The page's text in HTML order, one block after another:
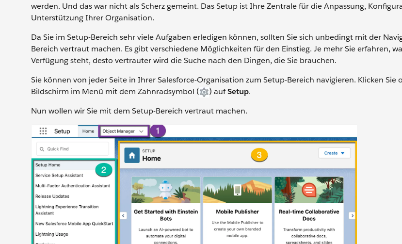
werden. Und das war nicht als Scherz gemeint. Das Setup ist Ihre Zentrale für die Anpassung,
Unterstützung Ihrer Organisation.
Da Sie im Setup-Bereich sehr viele Aufgaben erledigen können, sollten Sie sich unbedingt mit der
Bereich vertraut machen. Es gibt verschiedene Möglichkeiten für den Einstieg. Je mehr Sie erfahren,
Verfügung steht, desto vertrauter wird die Suche nach den Dingen, die Sie brauchen.
Sie können von jeder Seite in Ihrer Salesforce-Organisation zum Setup-Bereich navigieren. Klicken Sie
Bildschirm im Menü mit dem Zahnradsymbol (
) aufSetup.
Nun wollen wir Sie mit dem Setup-Bereich vertraut machen.